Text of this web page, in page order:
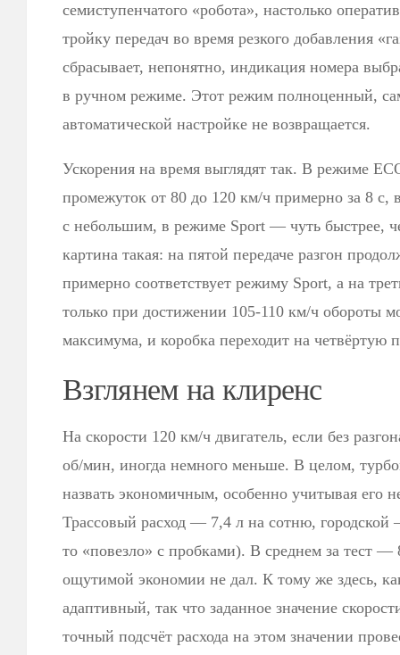
семиступенчатого «робота», настолько
тройку передач во время резкого добавления
сбрасывает, непонятно, индикация номера
в ручном режиме. Этот режим полноценный,
автоматической настройке не возвращается.
Ускорения на время выглядят так. В режиме
промежуток от 80 до 120 км/ч примерно за 8 с,
с небольшим, в режиме Sport — чуть быстрее,
картина такая: на пятой передаче разгон
примерно соответствует режиму Sport, а на
только при достижении 105-110 км/ч обороты
максимума, и коробка переходит на четвёртую
Взглянем на клиренс
На скорости 120 км/ч двигатель, если без
об/мин, иногда немного меньше. В целом,
назвать экономичным, особенно учитывая его
Трассовый расход — 7,4 л на сотню,
то «повезло» с пробками). В среднем за тест
ощутимой экономии не дал. К тому же здесь,
адаптивный, так что заданное значение
точный подсчёт расхода на этом значении